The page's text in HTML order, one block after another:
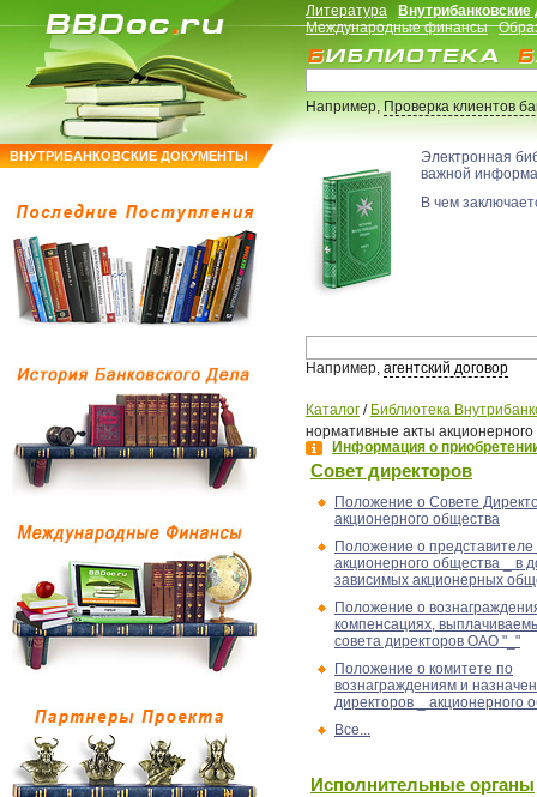
ВНУТРИБАНКОВСКИЕ ДОКУМЕНТЫ
Литература
Международные финансы
Например,Проверка клиентов
Электронная
важной
В чем
Например, агентский договор
Каталог / Библиотека
нормативные акты
Информация о
Совет директоров
Положение о Совете
акционерного общества
Положение о представителе
акционерного общества _ в
зависимых акционерных
Положение о
компенсациях,
совета директоров ОАО "_"
Положение о комитете по
вознаграждениям и
директоров _ акционерного
Все...
Исполнительные органы